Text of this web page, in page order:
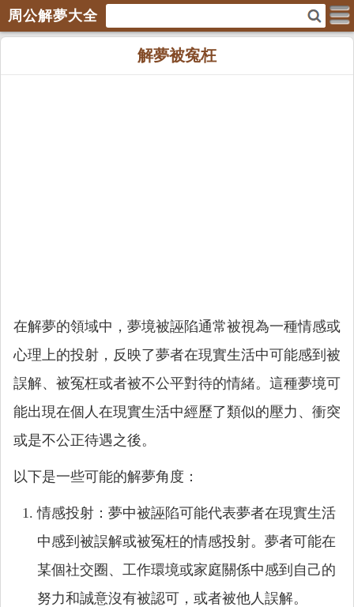
周公解夢大全
解夢被寃枉
在解夢的領域中，夢境被誣陷通常被視為一種情感或
心理上的投射，反映了夢者在現實生活中可能感到被
誤解、被冤枉或者被不公平對待的情緒。這種夢境可
能出現在個人在現實生活中經歷了類似的壓力、衝突
或是不公正待遇之後。
以下是一些可能的解夢角度：
情感投射：夢中被誣陷可能代表夢者在現實生活
中感到被誤解或被冤枉的情感投射。夢者可能在
某個社交圈、工作環境或家庭關係中感到自己的
努力和誠意沒有被認可，或者被他人誤解。